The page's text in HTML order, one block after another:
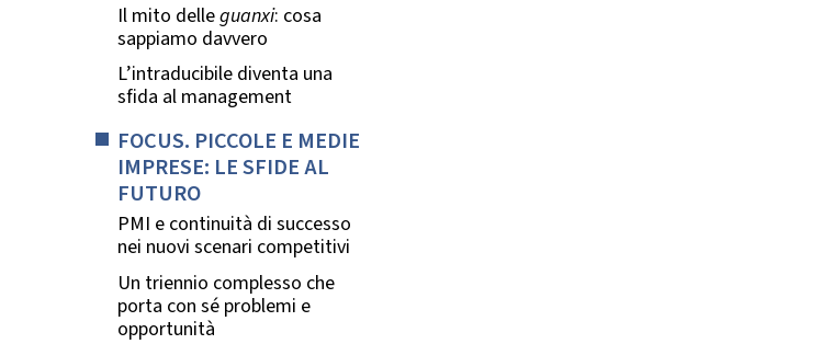
Il mito delleguanxi: cosa
sappiamo davvero
L’intraducibile diventa una
sfida al management
FOCUS. PICCOLE E MEDIE
IMPRESE: LE SFIDE AL
FUTURO
PMI e continuità di successo
nei nuovi scenari competitivi
Un triennio complesso che
porta con sé problemi e
opportunità